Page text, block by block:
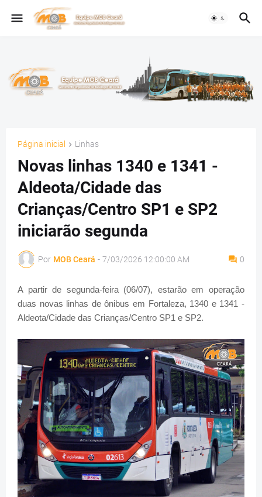
Página inicial Linhas
Novas linhas 1340 e 1341 -
Aldeota/Cidade das
Crianças/Centro SP1 e SP2
iniciarão segunda
Por MOB Ceará - 7/03/2026 12:00:00 AM 0
A partir de segunda-feira (06/07), estarão em operação
duas novas linhas de ônibus em Fortaleza, 1340 e 1341 -
Aldeota/Cidade das Crianças/Centro SP1 e SP2.